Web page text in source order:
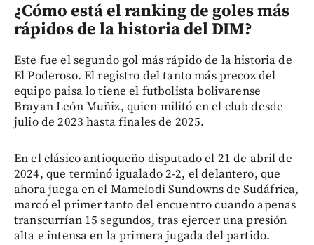
¿Cómo está el ranking de goles más
rápidos de la historia del DIM?
Este fue el segundo gol más rápido de la historia de
El Poderoso. El registro del tanto más precoz del
equipo paisa lo tiene el futbolista bolivarense
Brayan León Muñiz, quien militó en el club desde
julio de 2023 hasta finales de 2025.
En el clásico antioqueño disputado el 21 de abril de
2024, que terminó igualado 2-2, el delantero, que
ahora juega en el Mamelodi Sundowns de Sudáfrica,
marcó el primer tanto del encuentro cuando apenas
transcurrían 15 segundos, tras ejercer una presión
alta e intensa en la primera jugada del partido.